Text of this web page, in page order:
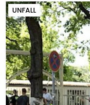
UNFALL